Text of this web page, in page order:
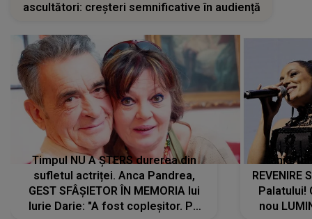
Timpul NU A ȘTERS durerea din
sufletul actriței. Anca Pandrea,
GEST SFÂȘIETOR ÎN MEMORIA lui
Iurie Darie: "A fost copleșitor. Pe
măsură ce trece timpul parcă..."
nou
pentru
cântece
care